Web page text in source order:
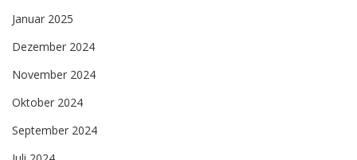
Januar 2025
Dezember 2024
November 2024
Oktober 2024
September 2024